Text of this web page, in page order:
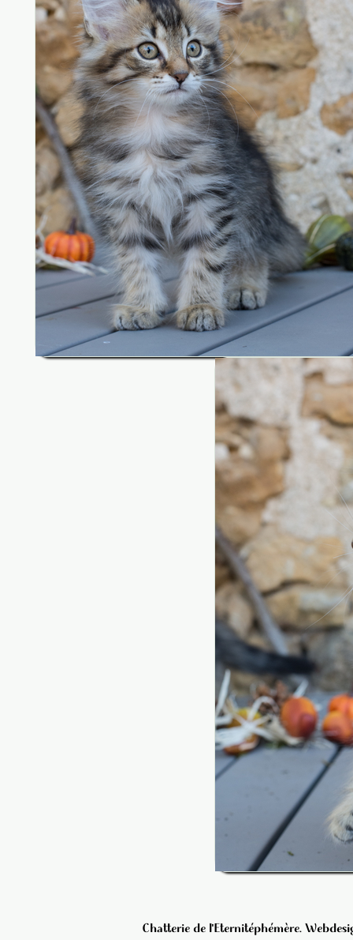
Chatterie de l'Eternitéphémère.